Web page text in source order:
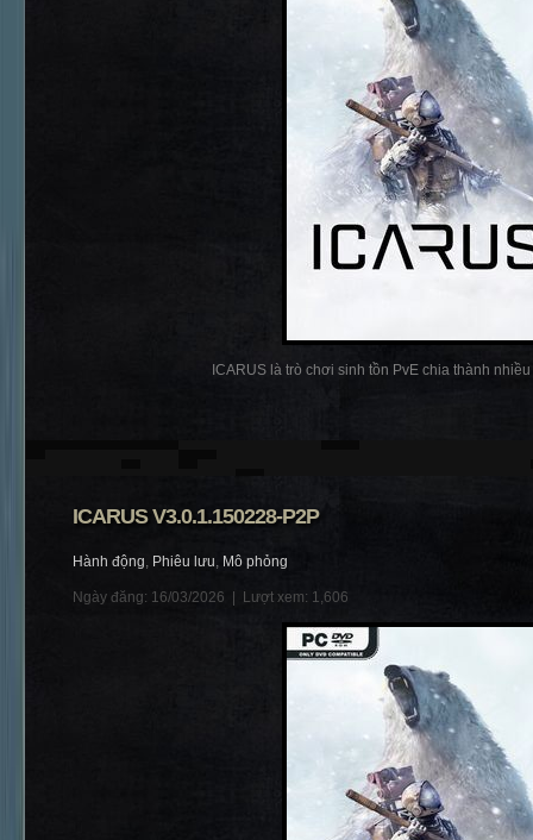
ICARUS là trò chơi sinh tồn PvE chia thành
ICARUS V3.0.1.150228-P2P
Hành động, Phiêu lưu, Mô phỏng
Ngày đăng: 16/03/2026 | Lượt xem: 1,606